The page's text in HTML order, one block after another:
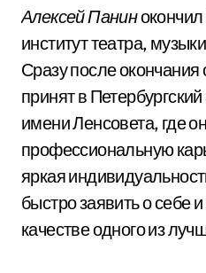
Алексей Панинокончил
институт театра,
Сразу после
принят в
имени Ленсовета, где
профессиональную
яркая
быстро заявить о себе
качестве одного из